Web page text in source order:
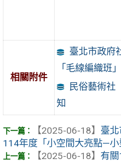
相關附件
臺北市政府
「毛線編織班
民俗藝術社
知
【2025-06-18】 臺
114年度「小空間大亮點—小
【2025-06-18】 有